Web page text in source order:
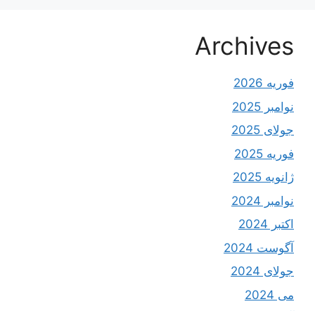
Archives
فوریه 2026
نوامبر 2025
جولای 2025
فوریه 2025
ژانویه 2025
نوامبر 2024
اکتبر 2024
آگوست 2024
جولای 2024
می 2024